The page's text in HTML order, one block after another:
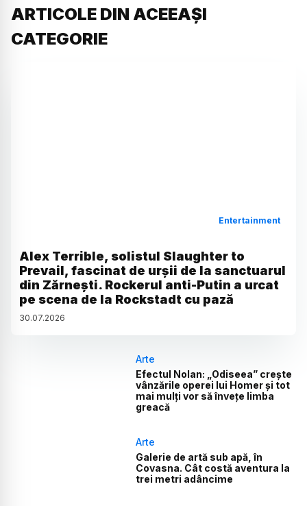
ARTICOLE DIN ACEEAȘI
CATEGORIE
Entertainment
Alex Terrible, solistul Slaughter to
Prevail, fascinat de urșii de la sanctuarul
din Zărnești. Rockerul anti-Putin a urcat
pe scena de la Rockstadt cu pază
30.07.2026
Arte
Efectul Nolan: „Odiseea” crește
vânzările operei lui Homer și tot
mai mulți vor să învețe limba
greacă
Arte
Galerie de artă sub apă, în
Covasna. Cât costă aventura la
trei metri adâncime